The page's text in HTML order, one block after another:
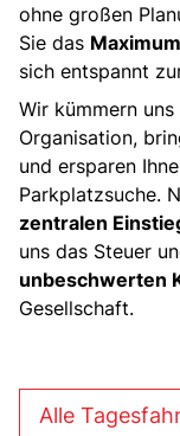
ohne großen
Sie das
sich entspannt
Wir kümmern
Organisation,
und ersparen
Parkplatzsuche.
zentralen
uns das Steuer
unbeschwerten
Gesellschaft.
Alle